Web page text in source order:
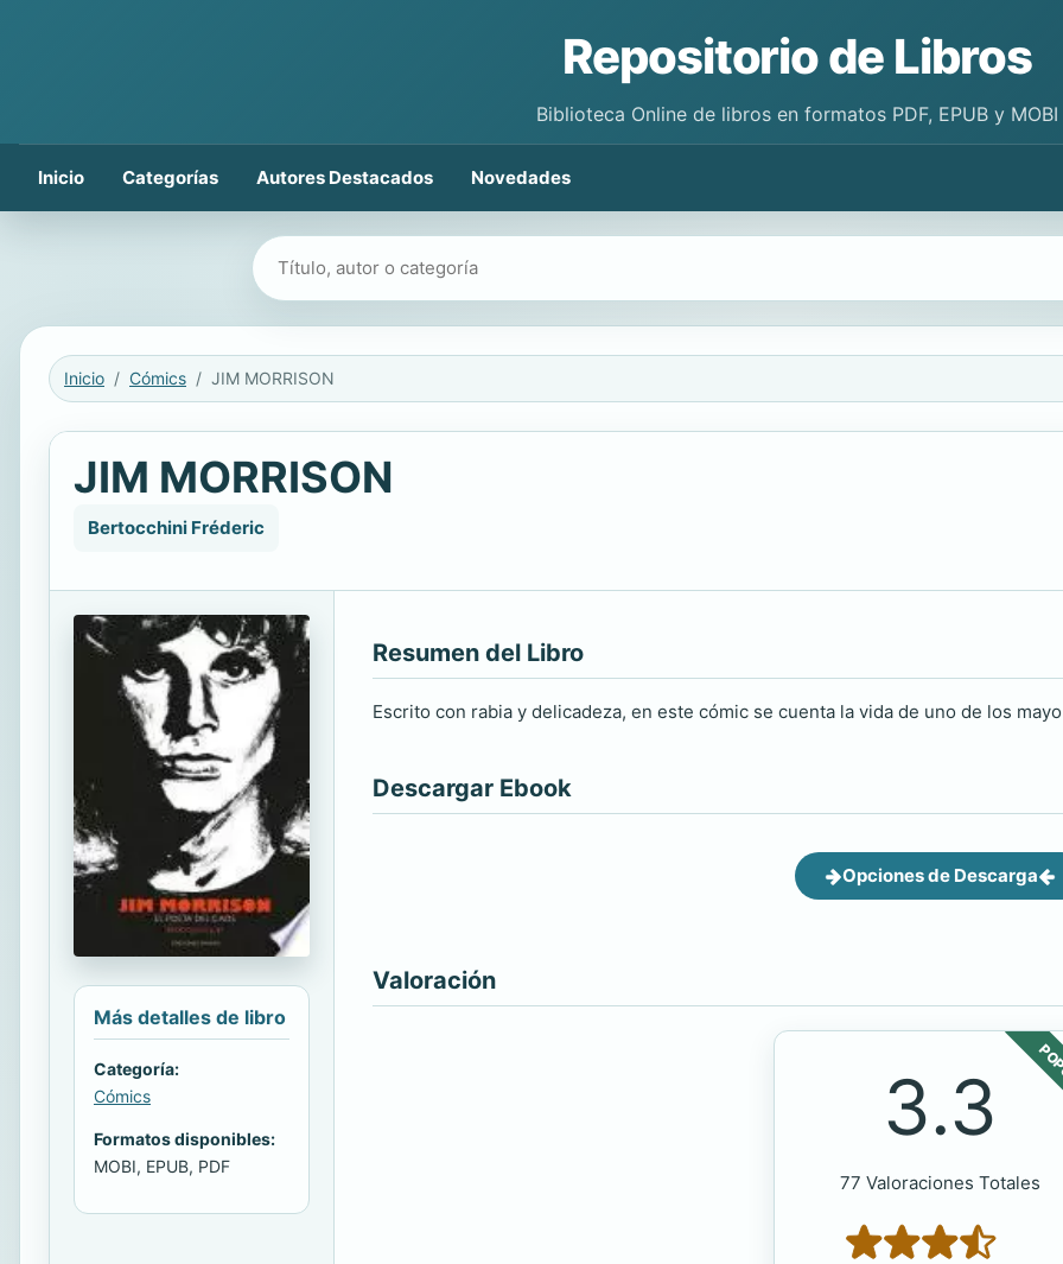
Repositorio de Libros
Biblioteca Online de libros en formatos PDF, EPUB y MOBI
Inicio Categorías Autores Destacados Novedades
Buscar libros
Inicio Cómics JIM MORRISON
JIM MORRISON
Bertocchini Fréderic
Más detalles de libro
Categoría:
Cómics
Formatos disponibles:
MOBI, EPUB, PDF
Resumen del Libro
Escrito con rabia y delicadeza, en este cómic se cuenta la vida de uno de los
Descargar Ebook
Opciones de Descarga
Valoración
3.3
77 Valoraciones Totales